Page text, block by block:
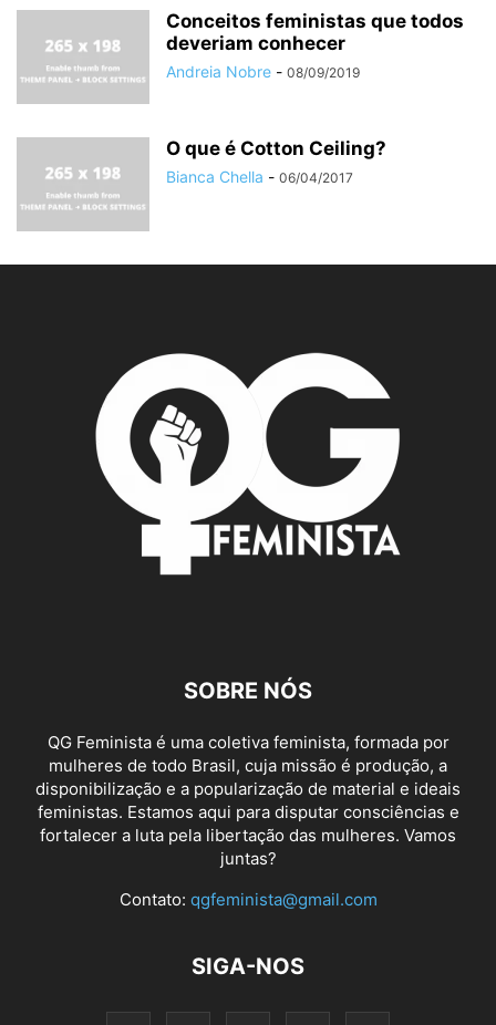
Conceitos feministas que todos
deveriam conhecer
Andreia Nobre - 08/09/2019
O que é Cotton Ceiling?
Bianca Chella - 06/04/2017
SOBRE NÓS
QG Feminista é uma coletiva feminista, formada por
mulheres de todo Brasil, cuja missão é produção, a
disponibilização e a popularização de material e ideais
feministas. Estamos aqui para disputar consciências e
fortalecer a luta pela libertação das mulheres. Vamos
juntas?
Contato: qgfeminista@gmail.com
SIGA-NOS